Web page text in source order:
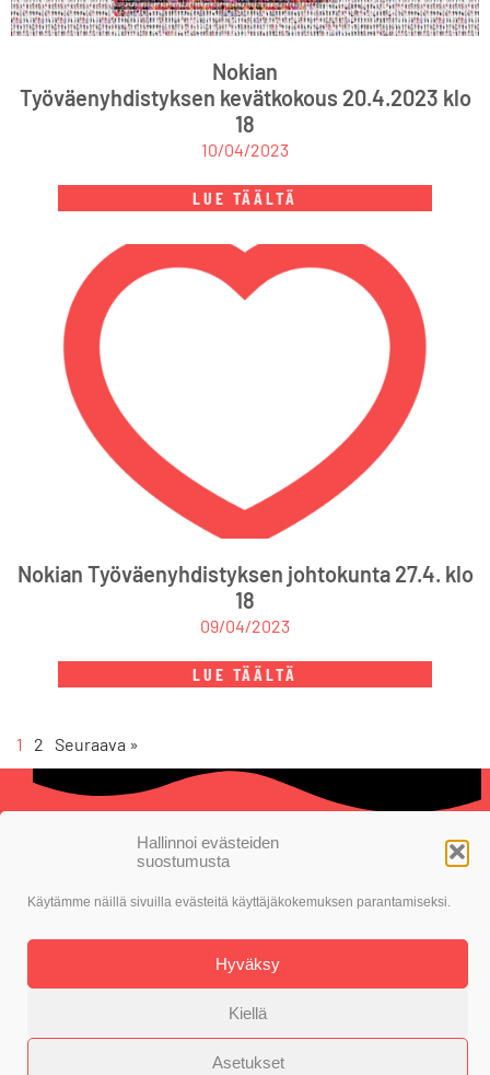
Hallinnoi evästeiden
suostumusta
Käytämme näillä sivuilla evästeitä käyttäjäkokemuksen parantamiseksi.
Hyväksy
Kiellä
Asetukset
Nokian
Työväenyhdistyksen kevätkokous 20.4.2023 klo
18
10/04/2023
LUE TÄÄLTÄ
Nokian Työväenyhdistyksen johtokunta 27.4. klo
18
09/04/2023
LUE TÄÄLTÄ
1 2 Seuraava »
Toteutus: Alasin Media Oy
Evästekäytäntö
Tietosuojaseloste